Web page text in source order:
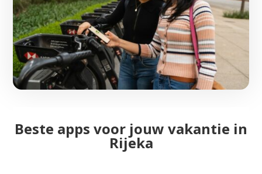
Beste apps voor jouw vakantie in
Rijeka